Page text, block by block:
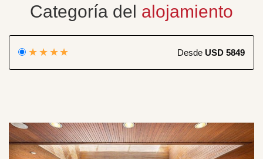
Categoría del alojamiento
★★★★ Desde USD 5849